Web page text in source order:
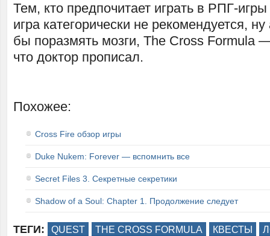
Тем, кто предпочитает играть в РПГ-
игра категорически не рекомендуется,
бы поразмять мозги, The Cross Formula
что доктор прописал.
Похожее:
Cross Fire обзор игры
Duke Nukem: Forever — вспомнить все
Secret Files 3. Секретные секретики
Shadow of a Soul: Chapter 1. Продолжение следует
ТЕГИ: QUEST THE CROSS FORMULA КВЕСТЫ